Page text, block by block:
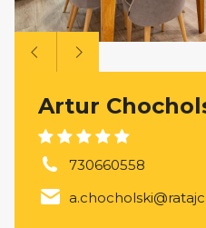
Artur
730660558